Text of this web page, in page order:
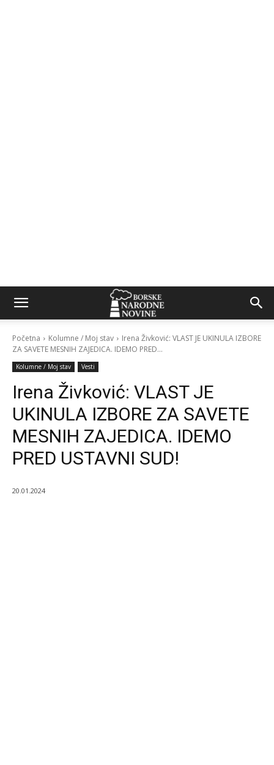
Početna Kolumne / Moj stav
Irena Živković: VLAST JE UKINULA IZBORE
ZA SAVETE MESNIH ZAJEDICA. IDEMO PRED...
Kolumne / Moj stav Vesti
Irena Živković: VLAST JE
UKINULA IZBORE ZA SAVETE
MESNIH ZAJEDICA. IDEMO
PRED USTAVNI SUD!
20.01.2024